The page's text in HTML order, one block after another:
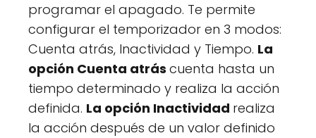
programar el apagado. Te permite
configurar el temporizador en 3 modos:
Cuenta atrás, Inactividad y Tiempo. La
opción Cuenta atrás cuenta hasta un
tiempo determinado y realiza la acción
definida. La opción Inactividad realiza
la acción después de un valor definido